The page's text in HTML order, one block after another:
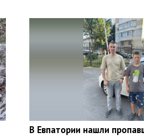
В Евпатории нашли